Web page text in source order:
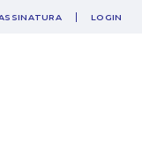
SAIR
LOGIN